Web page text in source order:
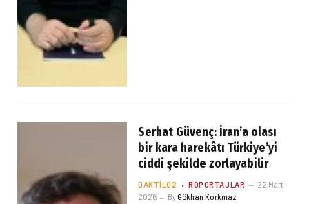
Serhat Güvenç: İran’a olası
bir kara harekâtı Türkiye’yi
ciddi şekilde zorlayabilir
DAKTILO2 RÖPORTAJLAR
22 Mart
2026
ByGökhan Korkmaz